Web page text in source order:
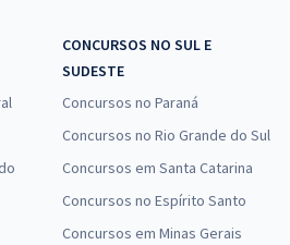
CONCURSOS NO SUL E
SUDESTE
Concursos no Paraná
Concursos no Rio Grande do Sul
Concursos em Santa Catarina
Concursos no Espírito Santo
Concursos em Minas Gerais